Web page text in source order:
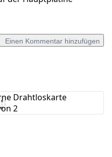
Einen Kommentar hinzufügen